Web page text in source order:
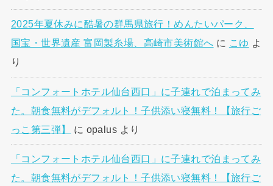
2025年夏休みに酷暑の群馬県旅行！めんたいパーク、
国宝・世界遺産 富岡製糸場、高崎市美術館へ に こゆ よ
り
「コンフォートホテル仙台西口」に子連れで泊まってみ
た。朝食無料がデフォルト！子供添い寝無料！【旅行ご
っこ第三弾】
に opalus より
「コンフォートホテル仙台西口」に子連れで泊まってみ
た。朝食無料がデフォルト！子供添い寝無料！【旅行ご